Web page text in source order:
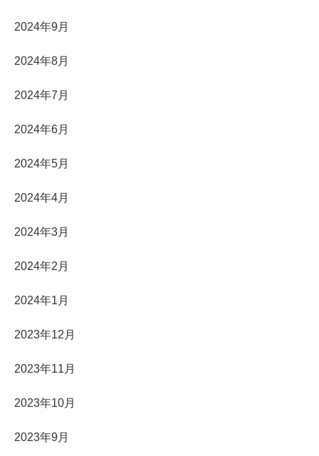
2024年9月
2024年8月
2024年7月
2024年6月
2024年5月
2024年4月
2024年3月
2024年2月
2024年1月
2023年12月
2023年11月
2023年10月
2023年9月